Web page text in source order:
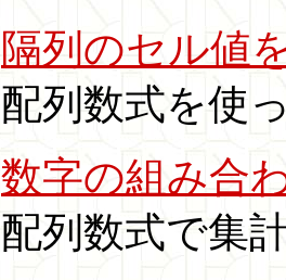
隔列のセル値
配列数式を使
数字の組み合
配列数式で集